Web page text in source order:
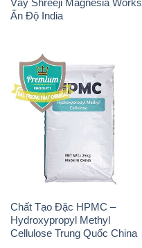
Vảy Shreeji Magnesia Works
Ấn Độ India
Chất Tạo Đặc HPMC –
Hydroxypropyl Methyl
Cellulose Trung Quốc China